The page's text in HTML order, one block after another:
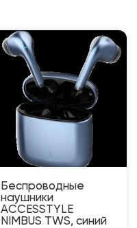
Беспроводные
наушники
ACCESSTYLE
NIMBUS TWS, синий